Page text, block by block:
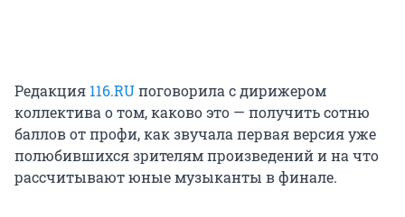
Редакция 116.RUпоговорила с дирижером
коллектива о том, каково это — получить сотню
баллов от профи, как звучала первая версия уже
полюбившихся зрителям произведений и на что
рассчитывают юные музыканты в финале.